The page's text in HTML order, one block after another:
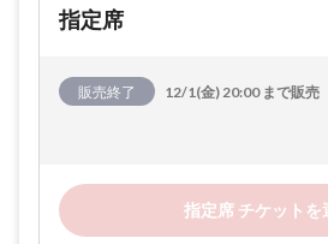
指定席
販売終了 12/1(金) 20:00 まで販売
指定席 チケットを